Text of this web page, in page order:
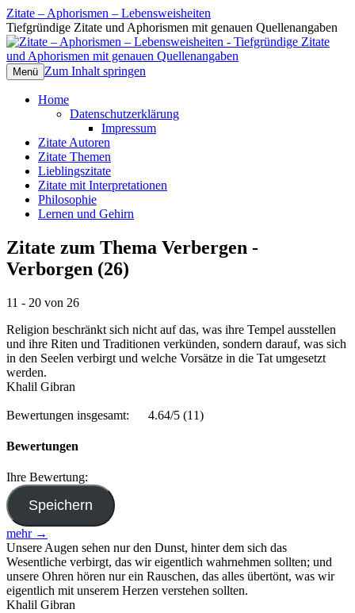
Zitate – Aphorismen – Lebensweisheiten
Tiefgründige Zitate und Aphorismen mit genauen Quellenangaben
Menü Zum Inhalt springen
Home
Datenschutzerklärung
Impressum
Zitate Autoren
Zitate Themen
Lieblingszitate
Zitate mit Interpretationen
Philosophie
Lernen und Gehirn
Zitate zum Thema Verbergen -
Verborgen (26)
11 - 20 von 26
Religion beschränkt sich nicht auf das, was ihre Tempel ausstellen
und ihre Riten und Traditionen verkünden, sondern darauf, was sich
in den Seelen verbirgt und welche Vorsätze in die Tat umgesetzt
werden.
Khalil Gibran
Bewertungen insgesamt: 4.64/5 (11)
Bewertungen
Ihre Bewertung:
mehr →
Unsere Augen sehen nur den Dunst, hinter dem sich das
Wesentliche verbirgt, das wir eigentlich wahrnehmen sollten; und
unsere Ohren hören nur ein Rauschen, das alles übertönt, was wir
eigentlich mit unserem Herzen verstehen sollten.
Khalil Gibran